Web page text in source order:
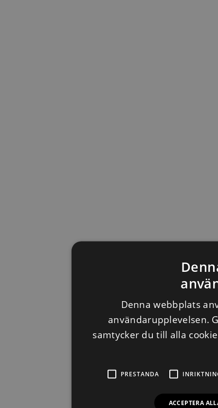
Denna webbplats
användarupplevelsen.
samtycker du till alla
PRESTANDA
ACCEPTERA